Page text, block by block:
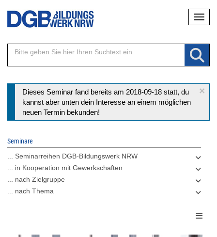
Direkt
Inhalt
×
Statusmeldung
Dieses Seminar fand bereits am 2018-09-18 statt, du
kannst aber unten dein Interesse an einem möglichen
neuen Termin bekunden!
Seminare
... Seminarreihen DGB-Bildungswerk NRW
... in Kooperation mit Gewerkschaften
... nach Zielgruppe
... nach Thema